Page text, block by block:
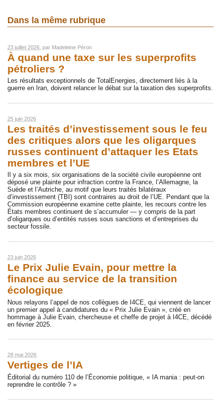
Dans la même rubrique
23 juillet 2026 , par Madeleine Péron
À quand une taxe sur les superprofits
pétroliers ?
Les résultats exceptionnels de TotalEnergies, directement liés à la
guerre en Iran, doivent relancer le débat sur la taxation des superprofits.
25 juin 2026
Les traités d’investissement sous le feu
des critiques alors que les oligarques
russes continuent d’attaquer les Etats
membres et l’UE
Il y a six mois, six organisations de la société civile européenne ont
déposé une plainte pour infraction contre la France, l’Allemagne, la
Suède et l’Autriche, au motif que leurs traités bilatéraux
d’investissement (TBI) sont contraires au droit de l’UE. Pendant que la
Commission européenne examine cette plainte, les recours contre les
États membres continuent de s’accumuler — y compris de la part
d’oligarques ou d’entités russes sous sanctions et d’entreprises du
secteur fossile.
23 juin 2026
Le Prix Julie Evain, pour mettre la
finance au service de la transition
écologique
Nous relayons l’appel de nos collègues de I4CE, qui viennent de lancer
un premier appel à candidatures du « Prix Julie Evain », créé en
hommage à Julie Evain, chercheuse et cheffe de projet à I4CE, décédé
en février 2025.
28 mai 2026
Vertiges de l’IA
Éditorial du numéro 110 de l’Économie politique, « IA mania : peut-on
reprendre le contrôle ? »